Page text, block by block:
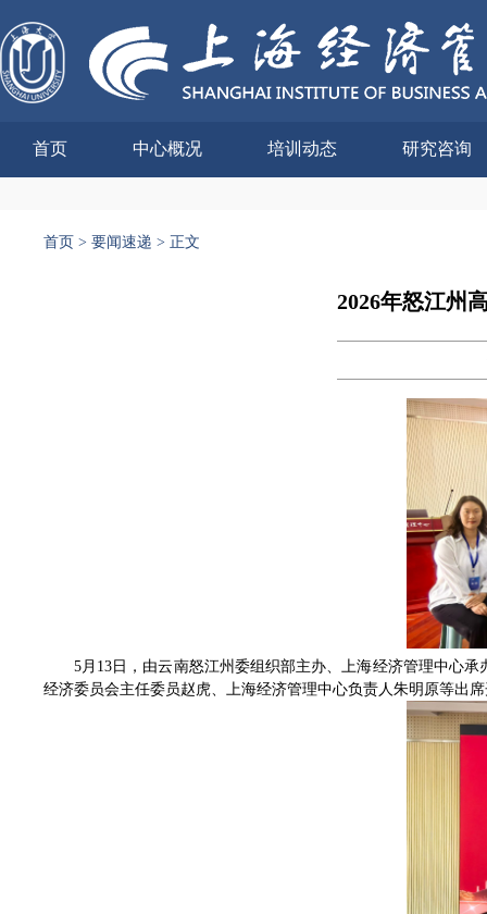
首页 中心概况 培训动态 研究咨询
首页 > 要闻速递 > 正文
2026年怒江州
5月13日，由云南怒江州委组织部主办、上海经济管理中心
经济委员会主任委员赵虎、上海经济管理中心负责人朱明原等出